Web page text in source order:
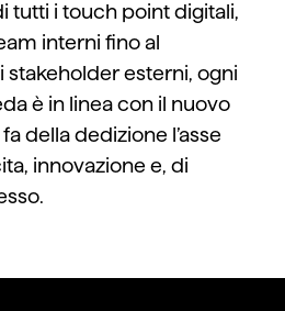
tutti i touch point digitali,
interni fino al
esterni, ogni
è in linea con il nuovo
della dedizione l’asse
innovazione e, di